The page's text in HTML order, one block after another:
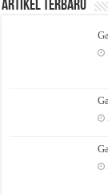
Artikel Terbaru